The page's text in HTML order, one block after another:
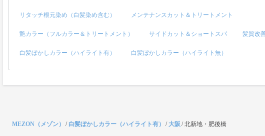
リタッチ根元染め（白髪染め含む） メンテナンスカット＆トリートメント
艶カラー（フルカラー＆トリートメント） サイドカット＆ショートスパ 髪質改
白髪ぼかしカラー（ハイライト有） 白髪ぼかしカラー（ハイライト無）
MEZON（メゾン） / 白髪ぼかしカラー（ハイライト有） /大阪 /北新地・肥後橋